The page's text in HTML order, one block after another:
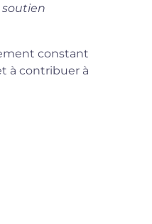
constant
à contribuer à